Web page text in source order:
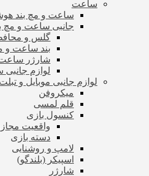
ساعت
ساعت و مچ بند
جانبی ساعت و مچ
گلس و
بند ساعت و
شارژر ساعت
لوازم
لوازم جانبی موبایل و تبلت
میکروفن
قلم لمسی
کنسول بازی
واقعیت
دسته بازی
لامپ و روشنایی
اسپیکر (بلندگو)
شارژر